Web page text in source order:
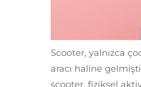
Scooter, yalnızca
aracı haline
scooter, fiziksel